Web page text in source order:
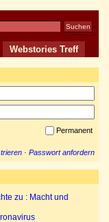
Webstories Treff
Permanent
· Passwort anfordern
zu : Macht und